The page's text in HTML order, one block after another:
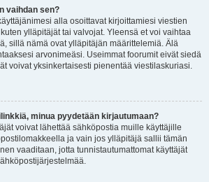
vaihdan sen?
alla osoittavat kirjoittamiesi viestien
ylläpitäjät tai valvojat. Yleensä et voi vaihtaa
sillä nämä ovat ylläpitäjän määrittelemiä. Älä
arvonimeäsi. Useimmat foorumit eivät siedä
voivat yksinkertaisesti pienentää viestilaskuriasi.
minua pyydetään kirjautumaan?
voivat lähettää sähköpostia muille käyttäjille
ja vain jos ylläpitäjä sallii tämän
vaaditaan, jotta tunnistautumattomat käyttäjät